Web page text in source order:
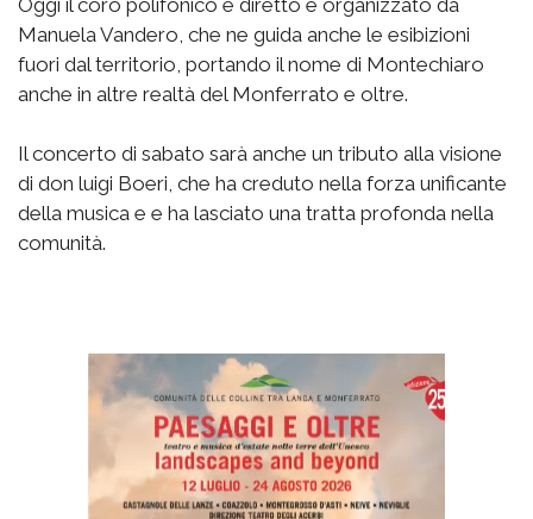
Oggi il coro polifonico è diretto e organizzato da
Manuela Vandero, che ne guida anche le esibizioni
fuori dal territorio, portando il nome di Montechiaro
anche in altre realtà del Monferrato e oltre.
Il concerto di sabato sarà anche un tributo alla visione
di don luigi Boeri, che ha creduto nella forza unificante
della musica e e ha lasciato una tratta profonda nella
comunità.